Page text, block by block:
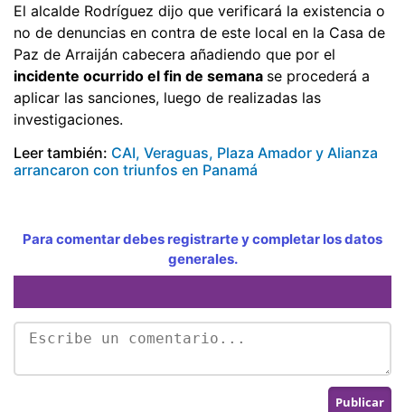
El alcalde Rodríguez dijo que verificará la existencia o
no de denuncias en contra de este local en la Casa de
Paz de Arraiján cabecera añadiendo que por el
incidente ocurrido el fin de semana se procederá a
aplicar las sanciones, luego de realizadas las
investigaciones.
Leer también: CAI, Veraguas, Plaza Amador y Alianza
arrancaron con triunfos en Panamá
Para comentar debes registrarte y completar los datos
generales.